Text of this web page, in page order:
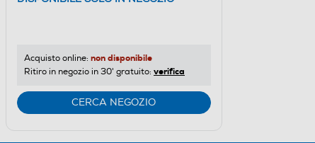
Acquisto online: non disponibile
Ritiro in negozio in 30' gratuito: verifica
CERCA NEGOZIO